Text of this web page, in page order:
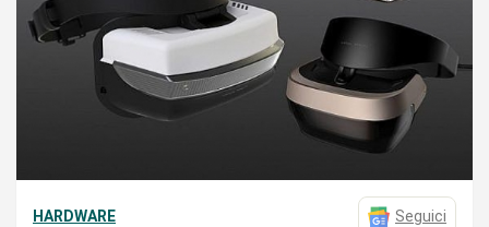
HARDWARE Seguici